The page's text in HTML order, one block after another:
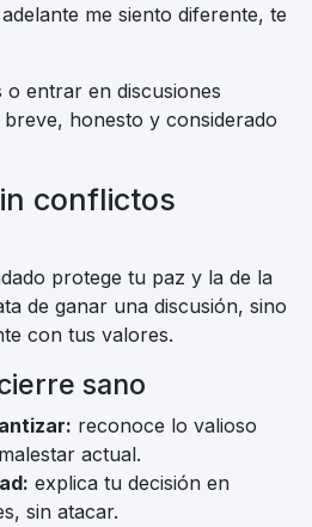
me siento diferente, te
o entrar en discusiones
honesto y considerado
conflictos
protege tu paz y la de la
de ganar una discusión, sino
con tus valores.
sano
reconoce lo valioso
actual.
explica tu decisión en
sin atacar.